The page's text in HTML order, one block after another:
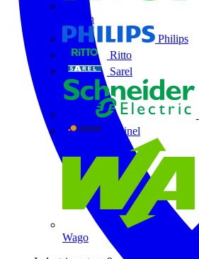
Merten
Philips
Ritto
Sarel
Steinel
Wago